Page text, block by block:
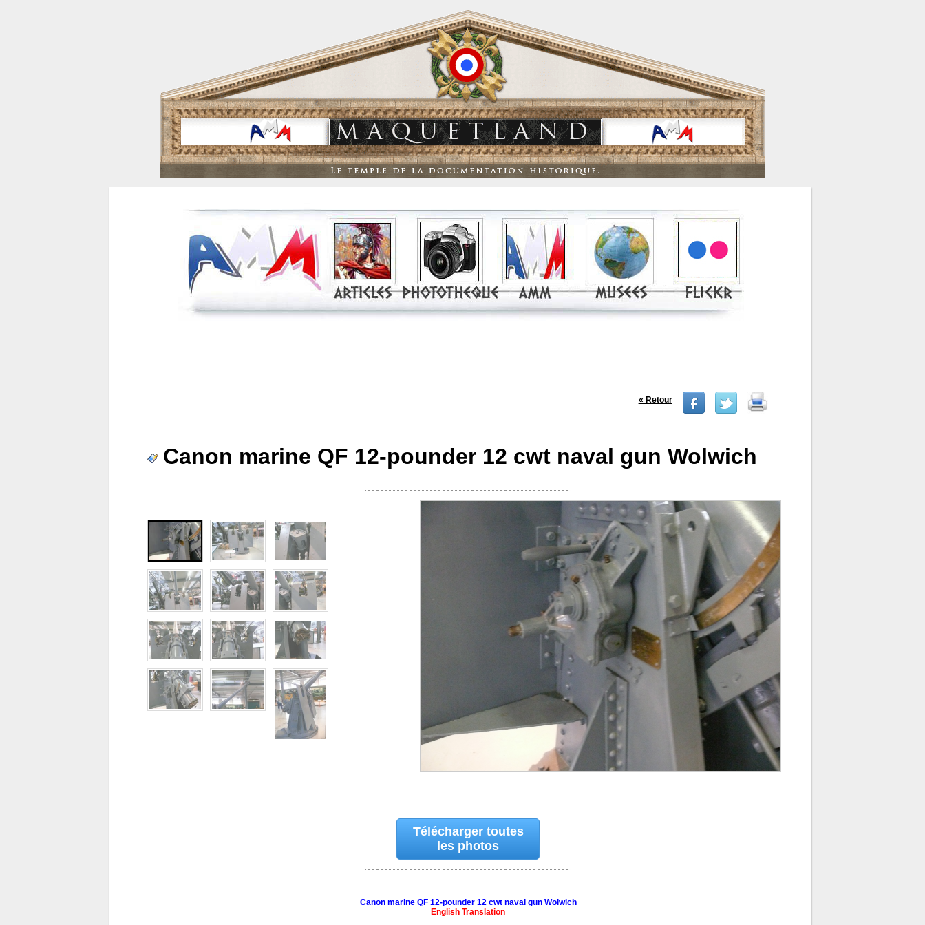
« Retour
Canon marine QF 12-pounder 12 cwt naval gun Wolwich
Télécharger toutes
les photos
Canon marine QF 12-pounder 12 cwt naval gun Wolwich
English Translation